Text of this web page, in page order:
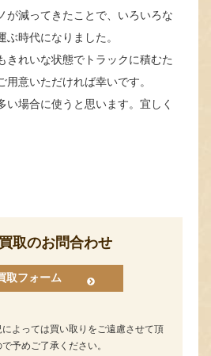
が減ってきたことで、いろいろな
ぶ時代になりました。
きれいな状態でトラックに積むた
意いただければ幸いです。
い場合に使うと思います。宜しく
取のお問合わせ
取フォーム
よっては買い取りをご遠慮させて頂
予めご了承ください。